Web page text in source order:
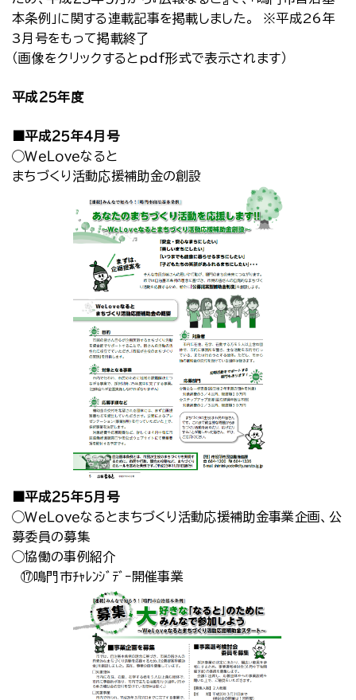
本条例」に関する連載記事を掲載しました。 ※平成26年
3月号をもって掲載終了
（画像をクリックするとpdf形式で表示されます）
平成２５年度
■平成２５年４月号
◯ＷｅＬｏｖｅなると
まちづくり活動応援補助金の創設
■平成２５年５月号
◯ＷｅＬｏｖｅなるとまちづくり活動応援補助金事業企画、公
募委員の募集
◯協働の事例紹介
⑰鳴門市ﾁｬﾚﾝｼﾞﾃﾞｰ開催事業